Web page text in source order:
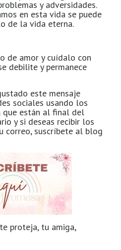
y adversidades.
en esta vida se puede
de la vida eterna.
de amor y cuídalo con
debilite y permanece
este mensaje
sociales usando los
que están al final del
y si deseas recibir los
correo, suscríbete al blog
proteja, tu amiga,